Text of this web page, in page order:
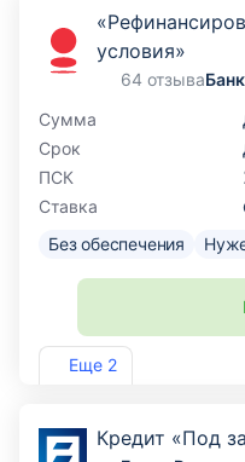
Еще 2
условия»
64 отзыва
Сумма
Срок
ПСК
Ставка
Без обеспечения
Лиц. №436
Кредит «Под